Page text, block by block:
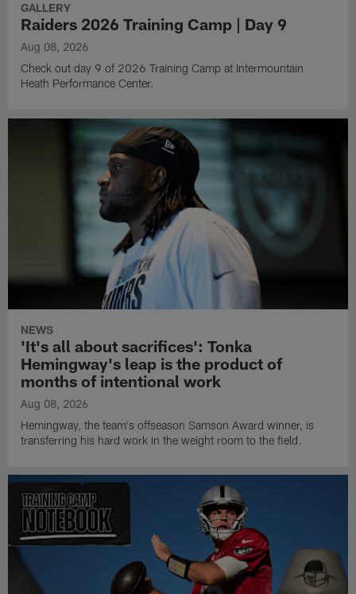
GALLERY
Raiders 2026 Training Camp | Day 9
Aug 08, 2026
Check out day 9 of 2026 Training Camp at Intermountain
Heath Performance Center.
NEWS
'It's all about sacrifices': Tonka
Hemingway's leap is the product of
months of intentional work
Aug 08, 2026
Hemingway, the team's offseason Samson Award winner, is
transferring his hard work in the weight room to the field.